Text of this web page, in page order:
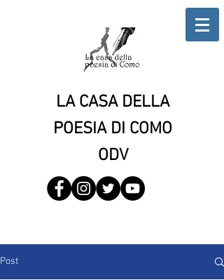
LA CASA DELLA
POESIA DI COMO
ODV
Post